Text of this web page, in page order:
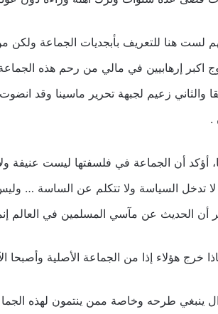
لست هنا للتعريف بأبجديات الجماعة
اكبر إرهابيين في مالي من رحم هذه الجماعة
والثاني زعيم لجبهة تحرير ماسينا وقد
.
أؤكد أن الجماعة في فلسفتها ليست عنيفة
تدخل السياسة ولا تتكلم عن الساسة …
أن الحديث عن مآسي المسلمين في العالم
خرج هؤلاء إذا من الجماعة الأصلية
ينبغي طرحه وخاصة ممن ينتمون لهذه